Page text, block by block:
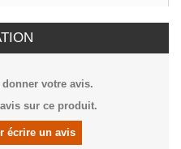
votre avis.
sur ce produit.
écrire un avis